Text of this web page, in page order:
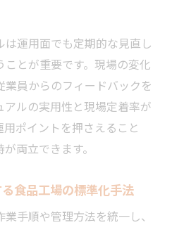
は運用面でも定期的な見直し
とが重要です。現場の変化
員からのフィードバックを
ルの実用性と現場定着率が
ポイントを押さえること
両立できます。
食品工場の標準化手法
手順や管理方法を統一し、